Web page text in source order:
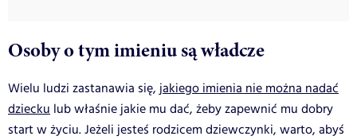
Osoby o tym imieniu są władcze
Wielu ludzi zastanawia się,jakiego imienia nie można nadać
dziecku lub właśnie jakie mu dać, żeby zapewnić mu dobry
start w życiu. Jeżeli jesteś rodzicem dziewczynki, warto, abyś